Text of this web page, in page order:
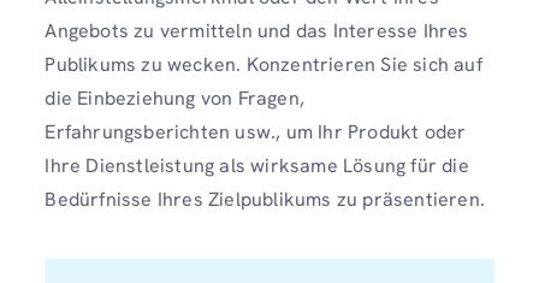
Angebots zu vermitteln und das Interesse Ihres
Publikums zu wecken. Konzentrieren Sie sich auf
die Einbeziehung von Fragen,
Erfahrungsberichten usw., um Ihr Produkt oder
Ihre Dienstleistung als wirksame Lösung für die
Bedürfnisse Ihres Zielpublikums zu präsentieren.